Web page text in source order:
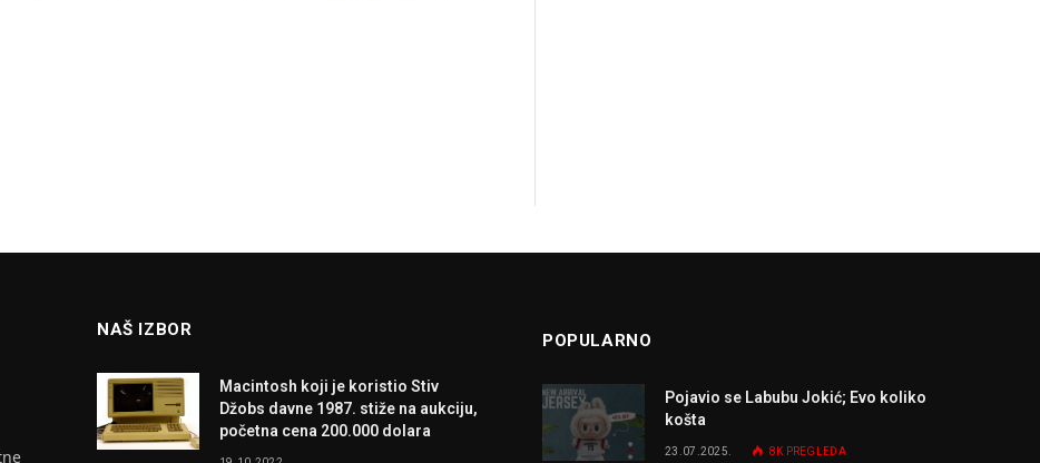
NAŠ IZBOR
Macintosh koji je koristio Stiv
Džobs davne 1987. stiže na aukciju,
početna cena 200.000 dolara
POPULARNO
Pojavio se Labubu Jokić; Evo koliko
košta
23.07.2025. 8K PREGLEDA